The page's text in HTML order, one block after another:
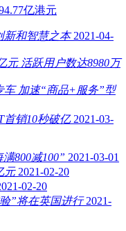
亿港元
新和智慧之本 2021-04-
元 活跃用户数达8980万
车 加速“商品+服务”型
首销10秒破亿 2021-03-
800减100” 2021-03-01
元 2021-02-20
02-20
”将在英国进行 2021-